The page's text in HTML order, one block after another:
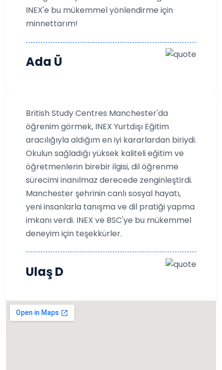
INEX'e bu mükemmel yönlendirme için
minnettarım!
Ada Ü
British Study Centres Manchester'da
öğrenim görmek, INEX Yurtdışı Eğitim
aracılığıyla aldığım en iyi kararlardan biriydi.
Okulun sağladığı yüksek kaliteli eğitim ve
öğretmenlerin birebir ilgisi, dil öğrenme
sürecimi inanılmaz derecede zenginleştirdi.
Manchester şehrinin canlı sosyal hayatı,
yeni insanlarla tanışma ve dil pratiği yapma
imkanı verdi. INEX ve BSC'ye bu mükemmel
deneyim için teşekkürler.
Ulaş D